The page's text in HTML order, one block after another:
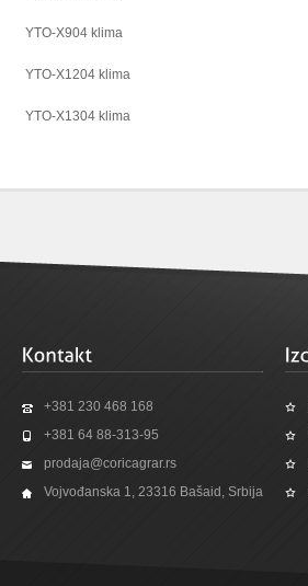
YTO-X904 klima
YTO-X1204 klima
YTO-X1304 klima
+381 230 468 168
+381 64 88-313-95
prodaja@coricagrar.rs
Vojvođanska 1, 23316 Bašaid, Srbija